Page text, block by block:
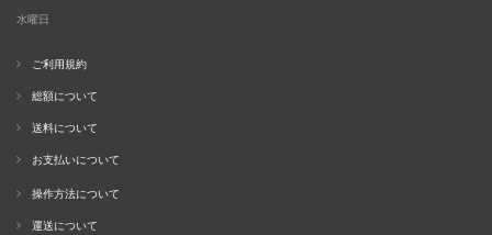
水曜日
ご利用規約
総額について
送料について
お支払いについて
操作方法について
運送について